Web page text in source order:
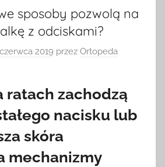
sposoby pozwolą na
z odciskami?
2019 przez Ortopeda
ratach zachodzą
nacisku lub
skóra
mechanizmy